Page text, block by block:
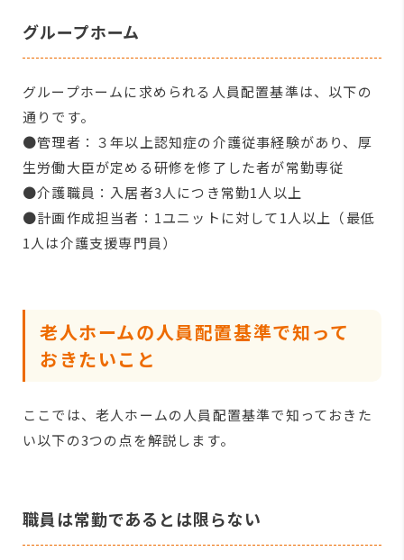
グループホーム
グループホームに求められる人員配置基準は、以下の
通りです。
●管理者：３年以上認知症の介護従事経験があり、厚
生労働大臣が定める研修を修了した者が常勤専従
●介護職員：入居者3人につき常勤1人以上
●計画作成担当者：1ユニットに対して1人以上（最低
1人は介護支援専門員）
老人ホームの人員配置基準で知って
おきたいこと
ここでは、老人ホームの人員配置基準で知っておきた
い以下の3つの点を解説します。
職員は常勤であるとは限らない